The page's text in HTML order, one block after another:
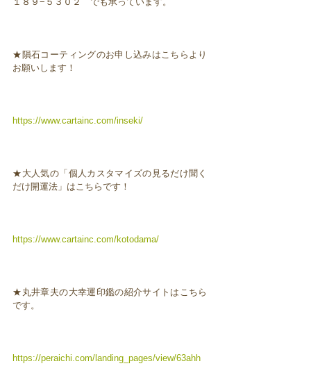
★隕石コーティングのお申し込みはこちらより
お願いします！
https://www.cartainc.com/inseki/
★大人気の「個人カスタマイズの見るだけ聞く
だけ開運法」はこちらです！
https://www.cartainc.com/kotodama/
★丸井章夫の大幸運印鑑の紹介サイトはこちら
です。
https://peraichi.com/landing_pages/view/63ahh